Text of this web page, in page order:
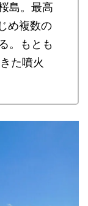
島。最高
め複数の
。もとも
た噴火